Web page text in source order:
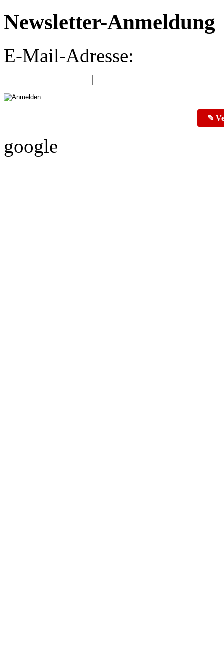
Newsletter-Anmeldung
E-Mail-Adresse:
✎
google